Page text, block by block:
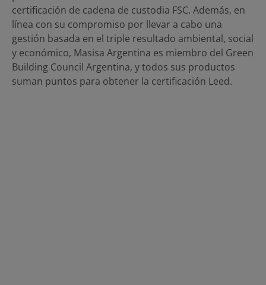
certificación de cadena de custodia FSC. Además, en
línea con su compromiso por llevar a cabo una
gestión basada en el triple resultado ambiental, social
y económico, Masisa Argentina es miembro del Green
Building Council Argentina, y todos sus productos
suman puntos para obtener la certificación Leed.